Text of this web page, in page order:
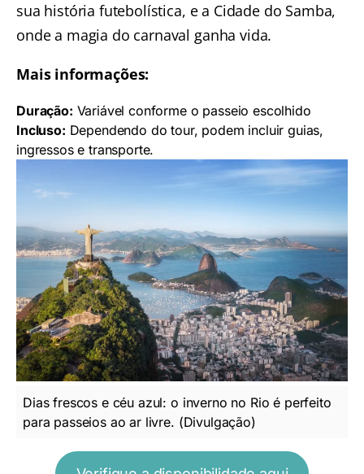
sua história futebolística, e a Cidade do Samba,
onde a magia do carnaval ganha vida.
Mais informações:
Duração: Variável conforme o passeio escolhido
Incluso: Dependendo do tour, podem incluir guias,
ingressos e transporte.
Dias frescos e céu azul: o inverno no Rio é perfeito
para passeios ao ar livre. (Divulgação)